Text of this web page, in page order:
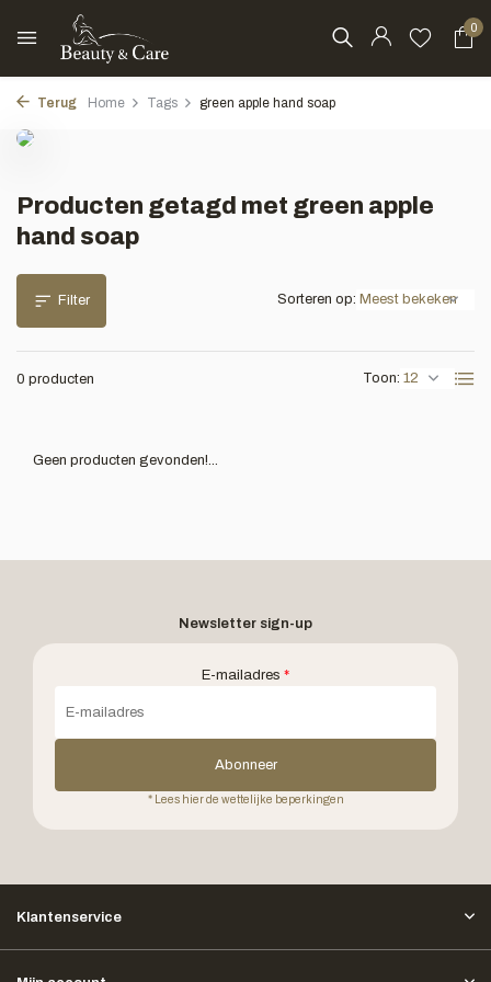
0
Terug Home Tags green apple hand soap
Producten getagd met green apple
hand soap
Filter
0 producten Toon:
Sorteren op:
Geen producten gevonden!...
Newsletter sign-up
E-mailadres *
Abonneer
* Lees hier de wettelijke beperkingen
Klantenservice